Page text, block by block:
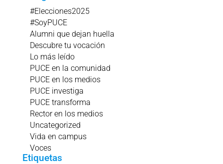
#Elecciones2025
#SoyPUCE
Alumni que dejan huella
Descubre tu vocación
Lo más leído
PUCE en la comunidad
PUCE en los medios
PUCE investiga
PUCE transforma
Rector en los medios
Uncategorized
Vida en campus
Voces
Etiquetas